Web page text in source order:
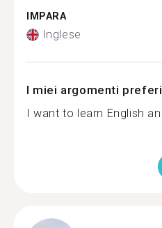
IMPARA
Inglese
I miei argomenti
I want to learn English